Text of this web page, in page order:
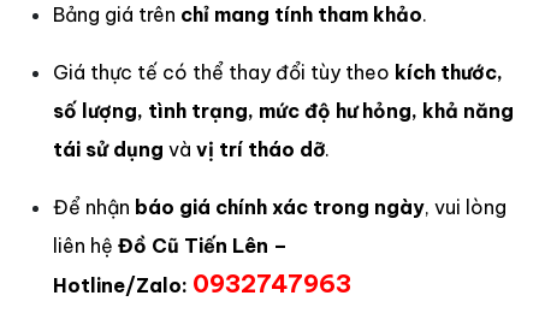
Bảng giá trên chỉ mang tính tham khảo.
Giá thực tế có thể thay đổi tùy theo kích thước,
số lượng, tình trạng, mức độ hư hỏng, khả năng
tái sử dụng và vị trí tháo dỡ.
Để nhận báo giá chính xác trong ngày, vui lòng
liên hệ Đồ Cũ Tiến Lên –
Hotline/Zalo: 0932747963